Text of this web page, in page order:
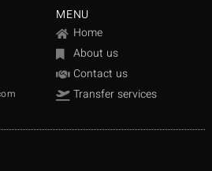
MENU
Home
About us
Contact us
Transfer services